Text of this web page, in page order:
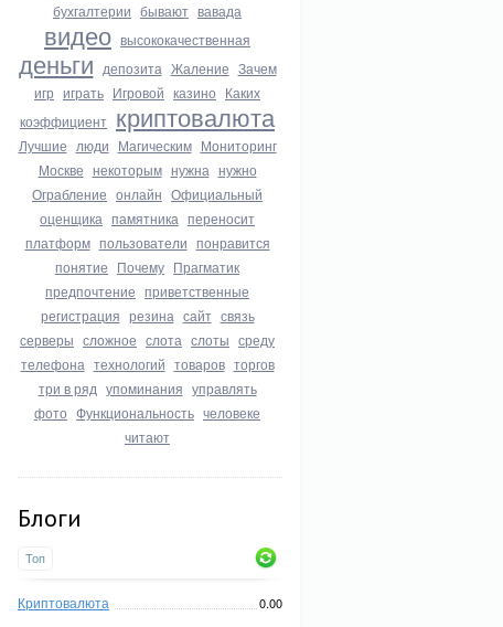
бухгалтерии бывают вавада
видео высококачественная
деньги депозита Жаление Зачем
игр играть Игровой казино Каких
коэффициент криптовалюта
Лучшие люди Магическим Мониторинг
Москве некоторым нужна нужно
Ограбление онлайн Официальный
оценщика памятника переносит
платформ пользователи понравится
понятие Почему Прагматик
предпочтение приветственные
регистрация резина сайт связь
серверы сложное слота слоты среду
телефона технологий товаров торгов
три в ряд упоминания управлять
фото Функциональность человеке
читают
Блоги
Топ
Криптовалюта 0.00